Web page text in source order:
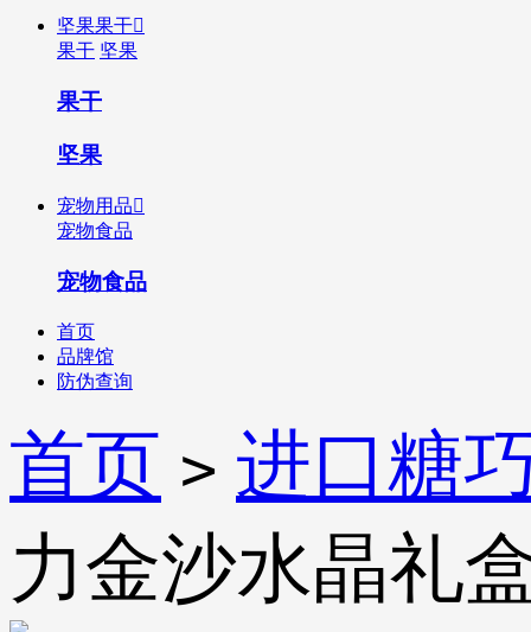
坚果果干
果干 坚果
果干
坚果
宠物用品
宠物食品
宠物食品
首页
品牌馆
防伪查询
首页 > 进口糖
力金沙水晶礼